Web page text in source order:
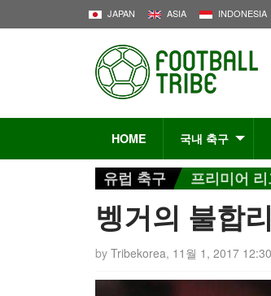
JAPAN ASIA INDONESIA
HOME 국내 축구
유럽 축구 프리미어
벵거의 불합
by Tribekorea, 11월 1, 2017